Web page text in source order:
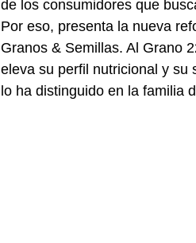
de los consumidores que
Por eso, presenta la nueva
Granos & Semillas. Al Grano
eleva su perfil nutricional y
lo ha distinguido en la familia